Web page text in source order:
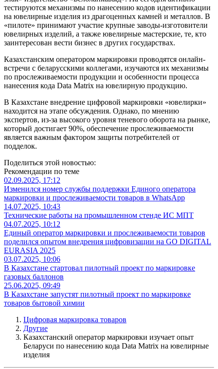
тестируются механизмы по нанесению кодов идентификации
на ювелирные изделия из драгоценных камней и металлов. В
«пилоте» принимают участие крупные заводы-изготовители
ювелирных изделий, а также ювелирные мастерские, те, кто
заинтересован вести бизнес в других государствах.
Казахстанским оператором маркировки проводятся онлайн-
встречи с беларусскими коллегами, изучаются их механизмы
по прослеживаемости продукции и особенности процесса
нанесения кода Data Matrix на ювелирную продукцию.
В Казахстане внедрение цифровой маркировки «ювелирки»
находится на этапе обсуждения. Однако, по мнению
экспертов, из-за высокого уровня теневого оборота на рынке,
который достигает 90%, обеспечение прослеживаемости
является важным фактором защиты потребителей от
подделок.
Поделиться этой новостью:
Рекомендации по теме
02.09.2025, 17:12
Изменился номер службы поддержки Единого оператора
маркировки и прослеживаемости товаров в WhatsApp
14.07.2025, 10:43
Технические работы на промышленном стенде ИС МПТ
04.07.2025, 10:12
Единый оператор маркировки и прослеживаемости товаров
поделился опытом внедрения цифровизации на GO DIGITAL
EURASIA 2025
03.07.2025, 10:06
В Казахстане стартовал пилотный проект по маркировке
газовых баллонов
25.06.2025, 09:49
В Казахстане запустят пилотный проект по маркировке
товаров бытовой химии
Цифровая маркировка товаров
Другие
Казахстанский оператор маркировки изучает опыт
Беларуси по нанесению кода Data Matrix на ювелирные
изделия